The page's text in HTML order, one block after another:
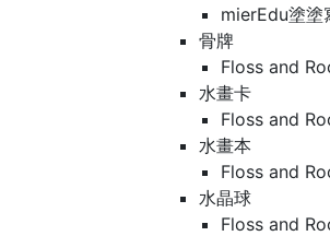
mierEdu塗塗
骨牌
Floss and
水畫卡
Floss and
水畫本
Floss and
水晶球
Floss and